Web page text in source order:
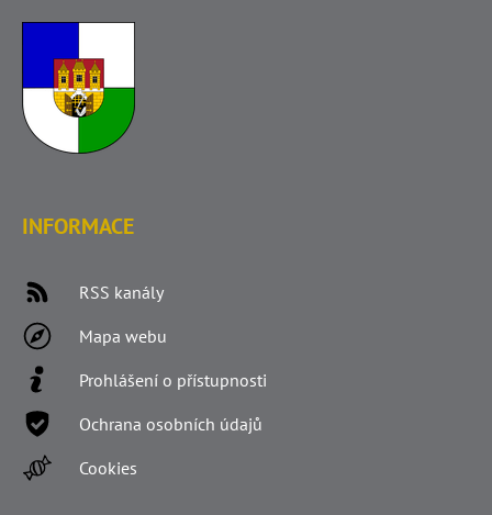
INFORMACE
RSS kanály
Mapa webu
Prohlášení o přístupnosti
Ochrana osobních údajů
Cookies